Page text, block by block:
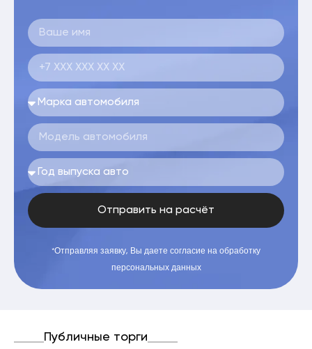
Отправить на расчёт
*Отправляя заявку, Вы даете согласие на обработку
персональных данных
Публичные торги